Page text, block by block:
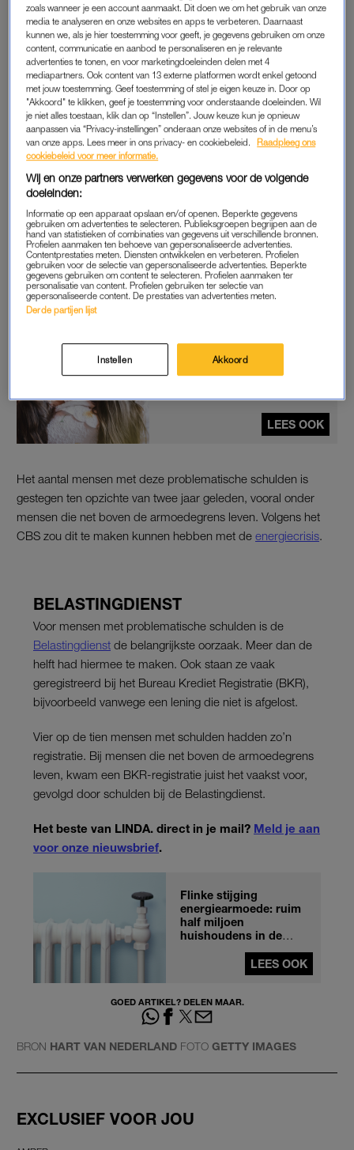
lasten, zoals de energierekening,zorgpremieen woonlasten,
te weinig geld overblijft voor basisbehoeften zoals eten en
drinken. In 2023 leefden 540.000 mensen onder deze
armoedegrens.
Het is voor het eerst dat het CBS ook heeft gekeken naar het
verband tussen armoede en schulden. Van de mensen onder
de armoedegrens hebben 163.000 problematische schulden
die ze niet kunnen aflossen.
‘BIJNA-ARMEN’
Daarnaast is er een groep die het statistiekbureau ‘bijna-
armen’ noemt: mensen met een inkomen tot 25 procent boven
dearmoedegrensen weinig spaargeld. Deze groep telt uit 1,2
miljoen mensen, van wie er 265.000 problematische schulden
hebben.
Vind jij het lastig om over je
LEES OOK
Het aantal mensen met deze problematische schulden is
gestegen ten opzichte van twee jaar geleden, vooral onder
mensen die net boven de armoedegrens leven. Volgens het
CBS zou dit te maken kunnen hebben met de energiecrisis
BELASTINGDIENST
Voor mensen met problematische schulden is de
Belastingdienst de belangrijkste oorzaak. Meer dan de
helft had hiermee te maken. Ook staan ze vaak
geregistreerd bij het Bureau Krediet Registratie (BKR),
bijvoorbeeld vanwege een lening die niet is afgelost.
Vier op de tien mensen met schulden hadden zo’n
registratie. Bij mensen die net boven de armoedegrens
leven, kwam een BKR-registratie juist het vaakst voor,
gevolgd door schulden bij de Belastingdienst.
Het beste van LINDA. direct in je mail? Meld je aan
voor onze nieuwsbrief.
Flinke stijging
energiearmoede: ruim
half miljoen
huishoudens in de
LEES OOK
GOED ARTIKEL? DELEN MAAR.
BRON HART VAN NEDERLAND FOTO GETTY IMAGES
EXCLUSIEF VOOR JOU
zoals wanneer je een account aanmaakt. Dit doen we om het gebruik van onze
media te analyseren en onze websites en apps te verbeteren. Daarnaast
kunnen we, als je hier toestemming voor geeft, je gegevens gebruiken om onze
content, communicatie en aanbod te personaliseren en je relevante
advertenties te tonen, en voor marketingdoeleinden delen met 4
mediapartners. Ook content van 13 externe platformen wordt enkel getoond
met jouw toestemming. Geef toestemming of stel je eigen keuze in. Door op
"Akkoord" te klikken, geef je toestemming voor onderstaande doeleinden. Wil
je niet alles toestaan, klik dan op “Instellen”. Jouw keuze kun je opnieuw
aanpassen via “Privacy-instellingen” onderaan onze websites of in de menu’s
van onze apps. Lees meer in ons privacy- en cookiebeleid.
Raadpleeg ons
cookiebeleid voor meer informatie.
Wij en onze partners verwerken gegevens voor de volgende
doeleinden:
Informatie op een apparaat opslaan en/of openen. Beperkte gegevens
gebruiken om advertenties te selecteren. Publieksgroepen begrijpen aan de
hand van statistieken of combinaties van gegevens uit verschillende bronnen.
Profielen aanmaken ten behoeve van gepersonaliseerde advertenties.
Contentprestaties meten. Diensten ontwikkelen en verbeteren. Profielen
gebruiken voor de selectie van gepersonaliseerde advertenties. Beperkte
gegevens gebruiken om content te selecteren. Profielen aanmaken ter
personalisatie van content. Profielen gebruiken ter selectie van
gepersonaliseerde content. De prestaties van advertenties meten.
Derde partijen lijst
Instellen Akkoord